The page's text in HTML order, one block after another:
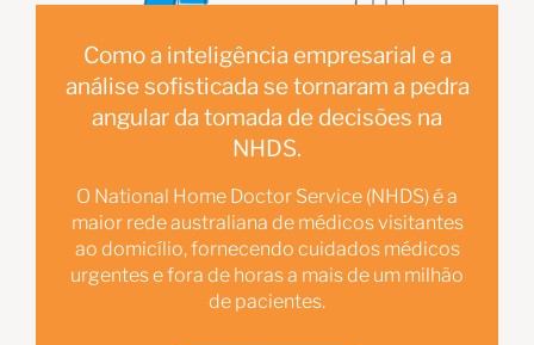
Como a inteligência empresarial e a
análise sofisticada se tornaram a pedra
angular da tomada de decisões na
NHDS.
O National Home Doctor Service (NHDS) é a
maior rede australiana de médicos visitantes
ao domicílio, fornecendo cuidados médicos
urgentes e fora de horas a mais de um milhão
de pacientes.